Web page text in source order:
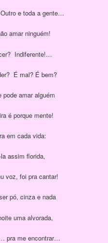
e toda a gente…
amar ninguém!
Indiferente!…
É mal? É bem?
amar alguém
é porque mente!
em cada vida:
assim florida,
voz, foi pra cantar!
pó, cinza e nada
uma alvorada,
pra me encontrar…